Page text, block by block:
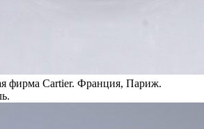
фирма Cartier. Франция, Париж.